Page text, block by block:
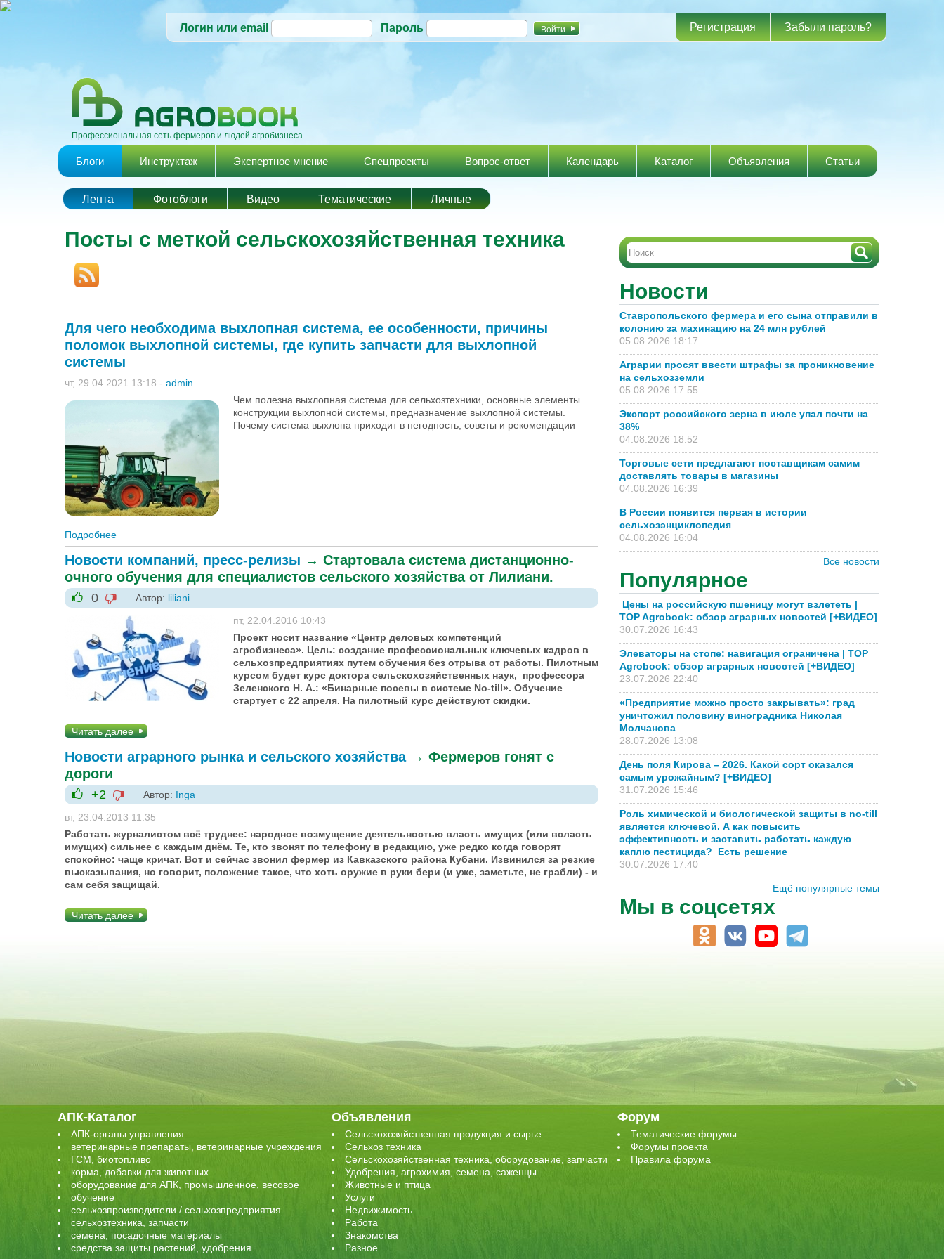
Перейти к
содержанию
Логин или email Пароль Регистрация Забыли пароль?
Профессиональная сеть фермеров и людей агробизнеса
Главное меню
Блоги Инструктаж Экспертное мнение Спецпроекты Вопрос-ответ Календарь Каталог Объявления Статьи
Лента Фотоблоги Видео Тематические Личные
Посты с меткой сельскохозяйственная техника
Для чего необходима выхлопная система, ее особенности, причины
поломок выхлопной системы, где купить запчасти для выхлопной
системы
чт, 29.04.2021 13:18 - admin
Чем полезна выхлопная система для сельхозтехники, основные элементы
конструкции выхлопной системы, предназначение выхлопной системы.
Почему система выхлопа приходит в негодность, советы и рекомендации
Подробнее
купить запчасти для выхлопной системы
Новости компаний, пресс-релизы → Стартовала система дистанционно-
очного обучения для специалистов сельского хозяйства от Лилиани.
+1
0
-1
Автор: liliani
пт, 22.04.2016 10:43
Проект носит название «Центр деловых компетенций
агробизнеса». Цель: создание профессиональных ключевых кадров в
сельхозпредприятиях путем обучения без отрыва от работы. Пилотным
курсом будет курс доктора сельскохозяйственных наук, профессора
Зеленского Н. А.: «Бинарные посевы в системе No-till». Обучение
стартует с 22 апреля. На пилотный курс действуют скидки.
Читать далее
Новости аграрного рынка и сельского хозяйства→ Фермеров гонят с
дороги
+1
+2
-1
Автор: Inga
вт, 23.04.2013 11:35
Работать журналистом всё труднее: народное возмущение деятельностью власть имущих (или всласть
имущих) сильнее с каждым днём. Те, кто звонят по телефону в редакцию, уже редко когда говорят
спокойно: чаще кричат. Вот и сейчас звонил фермер из Кавказского района Кубани. Извинился за резкие
высказывания, но говорит, положение такое, что хоть оружие в руки бери (и уже, заметьте, не грабли) - и
сам себя защищай.
Читать далее
Новости
Ставропольского фермера и его сына отправили в
колонию за махинацию на 24 млн рублей
05.08.2026 18:17
Аграрии просят ввести штрафы за проникновение
на сельхозземли
05.08.2026 17:55
Экспорт российского зерна в июле упал почти на
38%
04.08.2026 18:52
Торговые сети предлагают поставщикам самим
доставлять товары в магазины
04.08.2026 16:39
В России появится первая в истории
сельхозэнциклопедия
04.08.2026 16:04
Все новости
Популярное
Цены на российскую пшеницу могут взлететь |
TOP Agrobook: обзор аграрных новостей [+ВИДЕО]
30.07.2026 16:43
Элеваторы на стопе: навигация ограничена | TOP
Agrobook: обзор аграрных новостей [+ВИДЕО]
23.07.2026 22:40
«Предприятие можно просто закрывать»: град
уничтожил половину виноградника Николая
Молчанова
28.07.2026 13:08
День поля Кирова – 2026. Какой сорт оказался
самым урожайным? [+ВИДЕО]
31.07.2026 15:46
Роль химической и биологической защиты в no-till
является ключевой. А как повысить
эффективность и заставить работать каждую
каплю пестицида? Есть решение
30.07.2026 17:40
Ещё популярные темы
Мы в соцсетях
АПК-Каталог
АПК-органы управления
ветеринарные препараты, ветеринарные учреждения
ГСМ, биотопливо
корма, добавки для животных
оборудование для АПК, промышленное, весовое
обучение
сельхозпроизводители / сельхозпредприятия
сельхозтехника, запчасти
семена, посадочные материалы
средства защиты растений, удобрения
Объявления
Сельскохозяйственная продукция и сырье
Сельхоз техника
Сельскохозяйственная техника, оборудование, запчасти
Удобрения, агрохимия, семена, саженцы
Животные и птица
Услуги
Недвижимость
Работа
Знакомства
Разное
Форум
Тематические форумы
Форумы проекта
Правила форума